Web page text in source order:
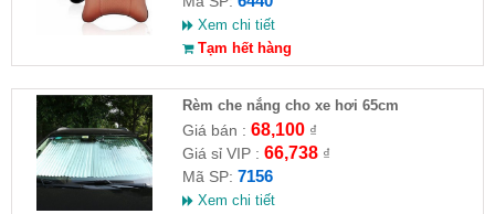
Xem chi tiết
Tạm hết hàng
Rèm che nắng cho xe hơi 65cm
Giá bán : 68,100₫
Giá sỉ VIP : 66,738₫
Mã SP: 7156
Xem chi tiết